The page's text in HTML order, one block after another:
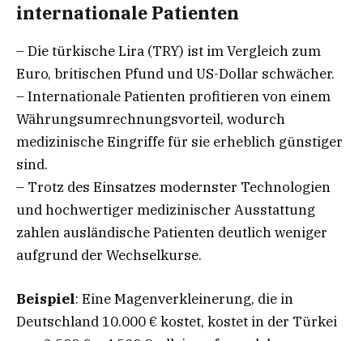
internationale Patienten
– Die türkische Lira (TRY) ist im Vergleich zum
Euro, britischen Pfund und US-Dollar schwächer.
– Internationale Patienten profitieren von einem
Währungsumrechnungsvorteil, wodurch
medizinische Eingriffe für sie erheblich günstiger
sind.
– Trotz des Einsatzes modernster Technologien
und hochwertiger medizinischer Ausstattung
zahlen ausländische Patienten deutlich weniger
aufgrund der Wechselkurse.
Beispiel: Eine Magenverkleinerung, die in
Deutschland 10.000 € kostet, kostet in der Türkei